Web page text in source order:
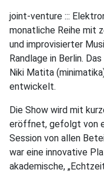
joint-venture :::
monatliche Reihe mit
und improvisierter
Randlage in Berlin.
Niki Matita
entwickelt.
Die Show wird mit
eröffnet, gefolgt von
Session von allen
war eine innovative
akademische,